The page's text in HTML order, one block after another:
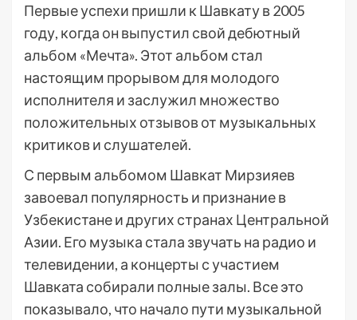
Первые успехи пришли к Шавкату в 2005
году, когда он выпустил свой дебютный
альбом «Мечта». Этот альбом стал
настоящим прорывом для молодого
исполнителя и заслужил множество
положительных отзывов от музыкальных
критиков и слушателей.
С первым альбомом Шавкат Мирзияев
завоевал популярность и признание в
Узбекистане и других странах Центральной
Азии. Его музыка стала звучать на радио и
телевидении, а концерты с участием
Шавката собирали полные залы. Все это
показывало, что начало пути музыкальной